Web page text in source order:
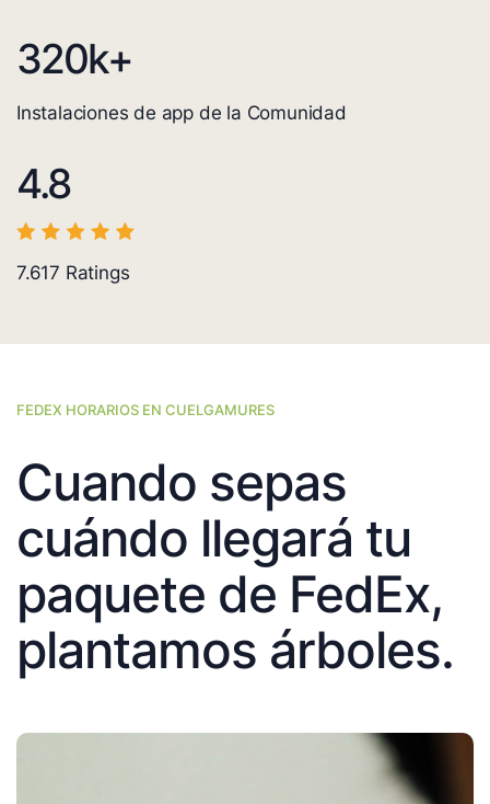
320k+
Instalaciones de app de la Comunidad
4.8
7.617 Ratings
FEDEX HORARIOS EN CUELGAMURES
Cuando sepas
cuándo llegará tu
paquete de FedEx,
plantamos árboles.